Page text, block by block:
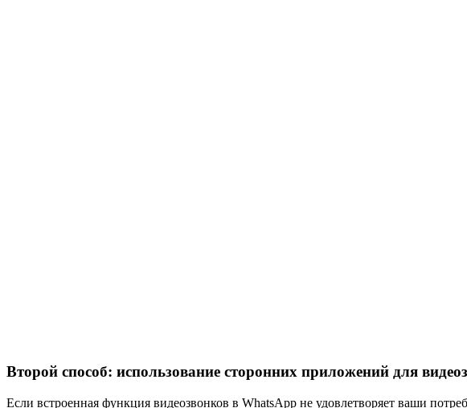
Второй способ: использование сторонних приложений для
Если встроенная функция видеозвонков в WhatsApp не удовлетворяет ваши